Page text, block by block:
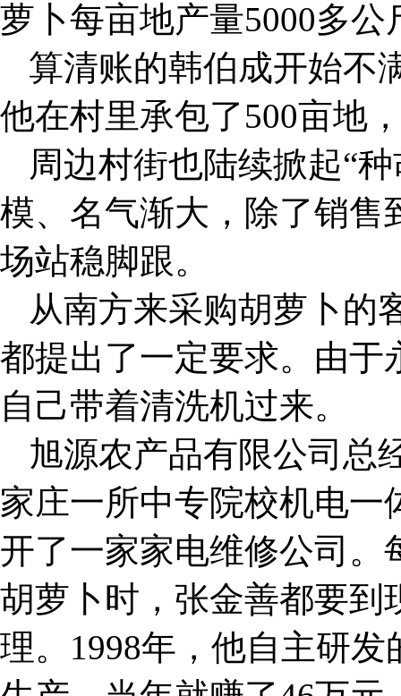
萝卜每亩地产量5000多
算清账的韩伯成开始不
他在村里承包了500亩地
周边村街也陆续掀起“
模、名气渐大，除了销售
场站稳脚跟。
从南方来采购胡萝卜的
都提出了一定要求。由于
自己带着清洗机过来。
旭源农产品有限公司总
家庄一所中专院校机电
开了一家家电维修公司。
胡萝卜时，张金善都要到
理。1998年，他自主研